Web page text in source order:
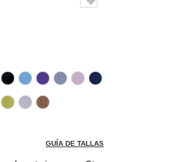
GUÍA DE TALLAS